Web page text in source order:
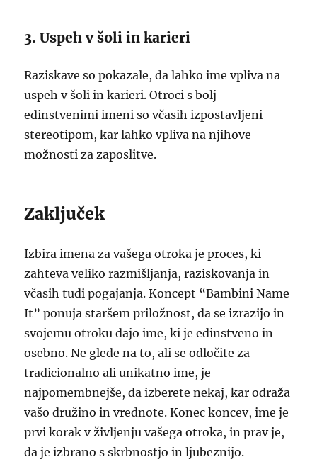
3. Uspeh v šoli in karieri
Raziskave so pokazale, da lahko ime vpliva na
uspeh v šoli in karieri. Otroci s bolj
edinstvenimi imeni so včasih izpostavljeni
stereotipom, kar lahko vpliva na njihove
možnosti za zaposlitve.
Zaključek
Izbira imena za vašega otroka je proces, ki
zahteva veliko razmišljanja, raziskovanja in
včasih tudi pogajanja. Koncept “Bambini Name
It” ponuja staršem priložnost, da se izrazijo in
svojemu otroku dajo ime, ki je edinstveno in
osebno. Ne glede na to, ali se odločite za
tradicionalno ali unikatno ime, je
najpomembnejše, da izberete nekaj, kar odraža
vašo družino in vrednote. Konec koncev, ime je
prvi korak v življenju vašega otroka, in prav je,
da je izbrano s skrbnostjo in ljubeznijo.